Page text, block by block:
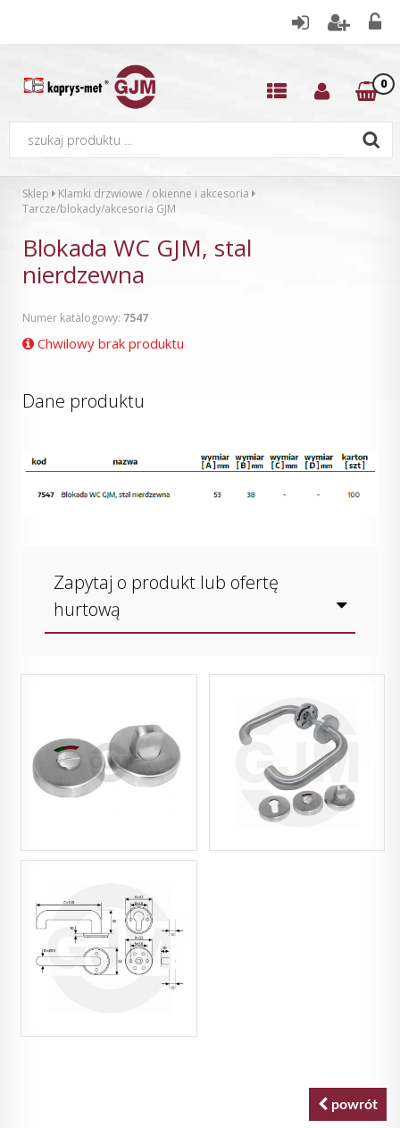
0
Sklep
Klamki drzwiowe / okienne i akcesoria
Tarcze/blokady/akcesoria GJM
Blokada WC GJM, stal
nierdzewna
Numer katalogowy: 7547
Chwilowy brak produktu
Dane produktu
Zapytaj o produkt lub ofertę
hurtową
powrót